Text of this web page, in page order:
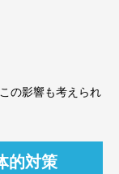
の影響も考えられ
的対策